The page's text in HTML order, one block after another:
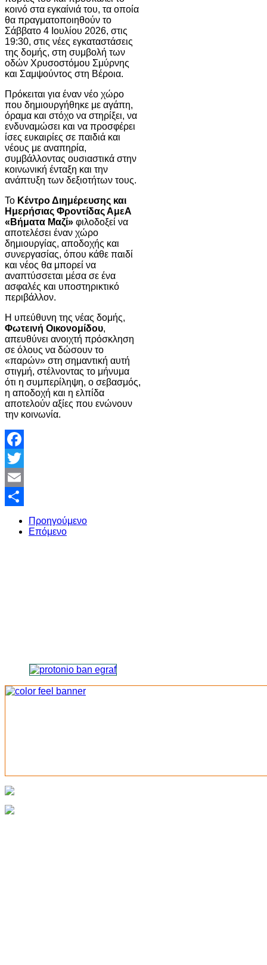
κοινό στα εγκαίνιά του, τα οποία
θα πραγματοποιηθούν το
Σάββατο 4 Ιουλίου 2026, στις
19:30, στις νέες εγκαταστάσεις
της δομής, στη συμβολή των
οδών Χρυσοστόμου Σμύρνης
και Σαμψούντος στη Βέροια.
Πρόκειται για έναν νέο χώρο
που δημιουργήθηκε με αγάπη,
όραμα και στόχο να στηρίξει, να
ενδυναμώσει και να προσφέρει
ίσες ευκαιρίες σε παιδιά και
νέους με αναπηρία,
συμβάλλοντας ουσιαστικά στην
κοινωνική ένταξη και την
ανάπτυξη των δεξιοτήτων τους.
Το Κέντρο Διημέρευσης και
Ημερήσιας Φροντίδας ΑμεΑ
«Βήματα Μαζί» φιλοδοξεί να
αποτελέσει έναν χώρο
δημιουργίας, αποδοχής και
συνεργασίας, όπου κάθε παιδί
και νέος θα μπορεί να
αναπτύσσεται μέσα σε ένα
ασφαλές και υποστηρικτικό
περιβάλλον.
Η υπεύθυνη της νέας δομής,
Φωτεινή Οικονομίδου,
απευθύνει ανοιχτή πρόσκληση
σε όλους να δώσουν το
«παρών» στη σημαντική αυτή
στιγμή, στέλνοντας το μήνυμα
ότι η συμπερίληψη, ο σεβασμός,
η αποδοχή και η ελπίδα
αποτελούν αξίες που ενώνουν
την κοινωνία.
Facebook
Twitter
Email
Share
Προηγούμενο
Επόμενο